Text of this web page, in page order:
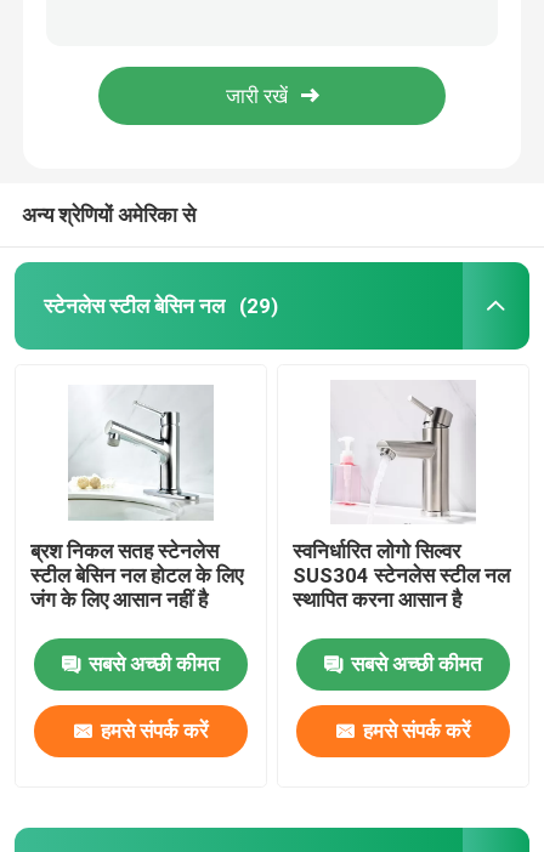
स्टेनलेस स्टील स्नान नल
सिंगल लीवर बेसिन मिक्सर
गर्म और ठंडा बेसिन मिक्सर
बर्तन धोने का नल
छुपा हुआ नल
स्नानघर शावर नल
स्टेनलेस स्टील बाथरूम सहायक उपकरण
बाथरूम कोण वाल्व
वॉशिंग मशीन नल
अन्य श्रेणियों अमेरिका से
स्टेनलेस स्टील बेसिन नल (29)
ब्रश निकल सतह स्टेनलेस
स्टील बेसिन नल होटल के लिए
जंग के लिए आसान नहीं है
सबसे अच्छी कीमत
हमसे संपर्क करें
स्वनिर्धारित लोगो सिल्वर
SUS304 स्टेनलेस स्टील नल
स्थापित करना आसान है
सबसे अच्छी कीमत
हमसे संपर्क करें